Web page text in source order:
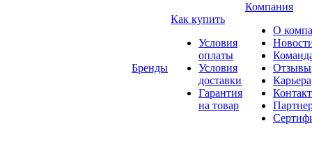
Бренды
Как купить
Условия
оплаты
Условия
доставки
Гарантия
на товар
Компания
О
Отзывы
Карьера